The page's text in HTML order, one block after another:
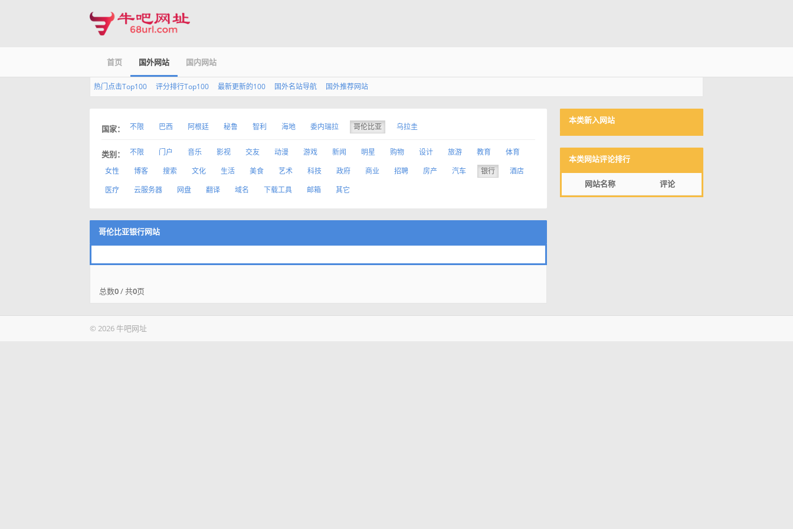
首页 国外网站 国内网站
热门点击Top100 评分排行Top100 最新更新的100 国外名站导航 国外推荐网站
国家： 不限 巴西 阿根廷 秘鲁 智利 海地 委内瑞拉 哥伦比亚 乌拉圭
类别： 不限 门户 音乐 影视 交友 动漫 游戏 新闻 明星 购物 设计 旅游 教育
体育
女性
博客 搜索 文化 生活 美食 艺术 科技 政府 商业 招聘 房产 汽车 银行
酒店
医疗
云服务器 网盘 翻译 域名 下载工具 邮箱 其它
哥伦比亚银行网站
总数0/ 共0页
本类新入网站
本类网站评论排行
网站名称 评论
© 2026 牛吧网址